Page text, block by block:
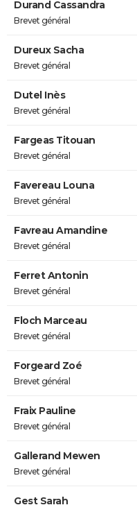
Durand Cassandra
Brevet général
Dureux Sacha
Brevet général
Dutel Inès
Brevet général
Fargeas Titouan
Brevet général
Favereau Louna
Brevet général
Favreau Amandine
Brevet général
Ferret Antonin
Brevet général
Floch Marceau
Brevet général
Forgeard Zoé
Brevet général
Fraix Pauline
Brevet général
Gallerand Mewen
Brevet général
Gest Sarah